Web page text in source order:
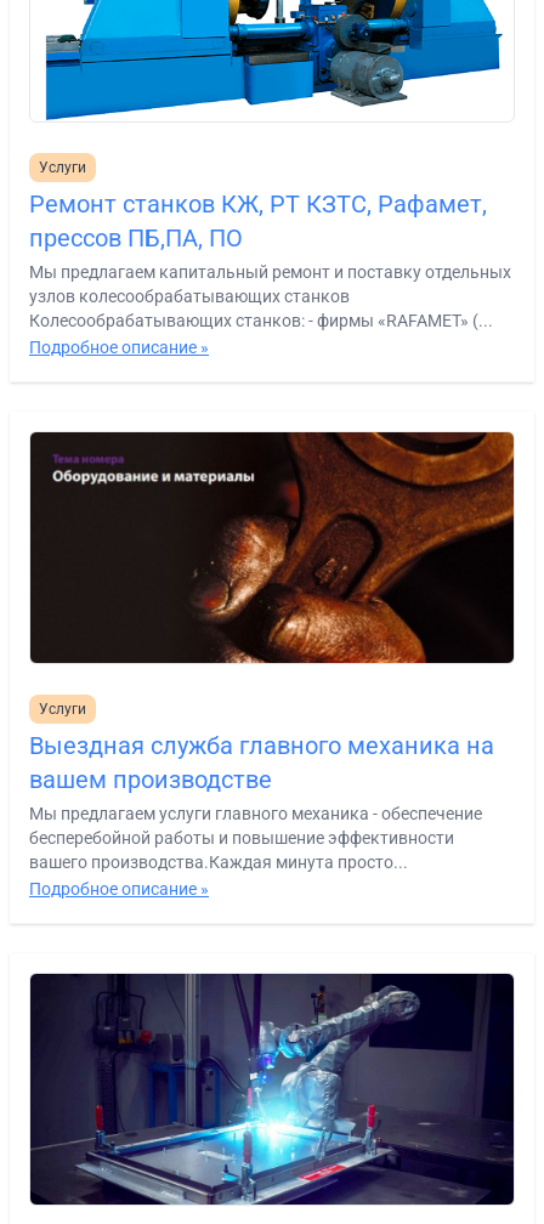
Услуги
Ремонт станков КЖ, РТ КЗТС, Рафамет,
прессов ПБ,ПА, ПО
Мы предлагаем капитальный ремонт и поставку отдельных
узлов колесообрабатывающих станков
Колесообрабатывающих станков: - фирмы «RAFAMET» (...
Подробное описание »
Услуги
Выездная служба главного механика на
вашем производстве
Мы предлагаем услуги главного механика - обеспечение
бесперебойной работы и повышение эффективности
вашего производства.Каждая минута просто...
Подробное описание »